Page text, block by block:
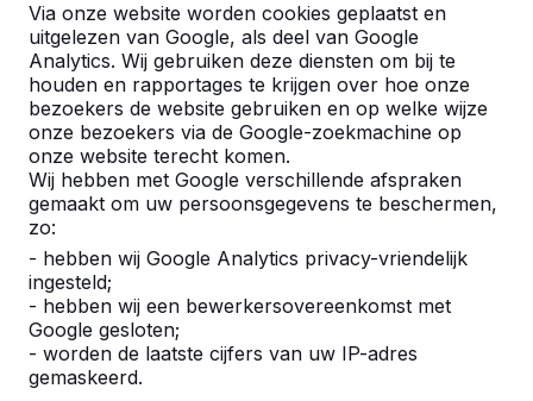
Via onze website worden cookies geplaatst en
uitgelezen van Google, als deel van Google
Analytics. Wij gebruiken deze diensten om bij te
houden en rapportages te krijgen over hoe onze
bezoekers de website gebruiken en op welke wijze
onze bezoekers via de Google-zoekmachine op
onze website terecht komen.
Wij hebben met Google verschillende afspraken
gemaakt om uw persoonsgegevens te beschermen,
zo:
- hebben wij Google Analytics privacy-vriendelijk
ingesteld;
- hebben wij een bewerkersovereenkomst met
Google gesloten;
- worden de laatste cijfers van uw IP-adres
gemaskeerd.
Referenties
U vindt onze producten in heel Europa en